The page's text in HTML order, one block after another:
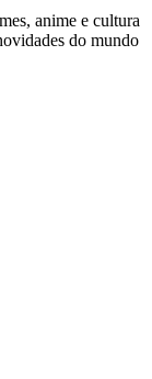
anime e cultura
do mundo